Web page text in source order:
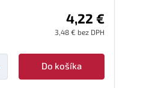
4,22 €
3,48 € bez DPH
Do košíka